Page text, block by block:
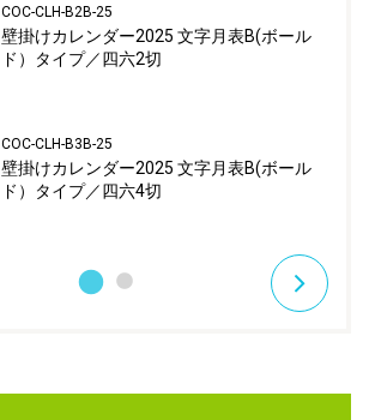
COC-CLH-B2B-25
壁掛けカレンダー2025 文字月表B(ボール
ド）タイプ／四六2切
COC-CLH-B3B-25
壁掛けカレンダー2025 文字月表B(ボール
ド）タイプ／四六4切